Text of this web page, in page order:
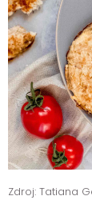
Zdroj: Tatiana